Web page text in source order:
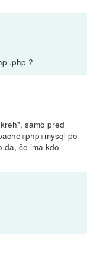
.php ?
samo pred
po
da, če ima kdo